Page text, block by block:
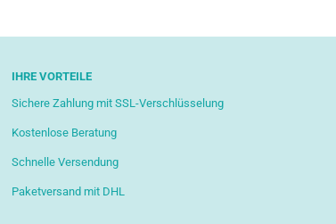
IHRE VORTEILE
Sichere Zahlung mit SSL-Verschlüsselung
Kostenlose Beratung
Schnelle Versendung
Paketversand mit DHL